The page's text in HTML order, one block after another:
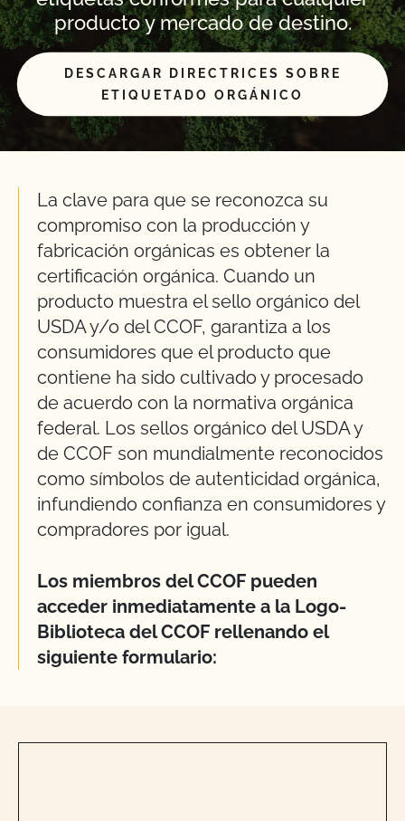
producto y mercado de destino.
DESCARGAR DIRECTRICES SOBRE
ETIQUETADO ORGÁNICO
La clave para que se reconozca su
compromiso con la producción y
fabricación orgánicas es obtener la
certificación orgánica. Cuando un
producto muestra el sello orgánico del
USDA y/o del CCOF, garantiza a los
consumidores que el producto que
contiene ha sido cultivado y procesado
de acuerdo con la normativa orgánica
federal. Los sellos orgánico del USDA y
de CCOF son mundialmente reconocidos
como símbolos de autenticidad orgánica,
infundiendo confianza en consumidores y
compradores por igual.
Los miembros del CCOF pueden
acceder inmediatamente a la Logo-
Biblioteca del CCOF rellenando el
siguiente formulario: